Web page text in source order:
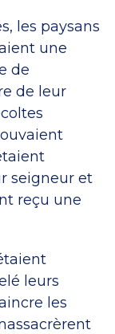
les paysans
une
de
de leur
seigneur et
reçu une
leurs
les